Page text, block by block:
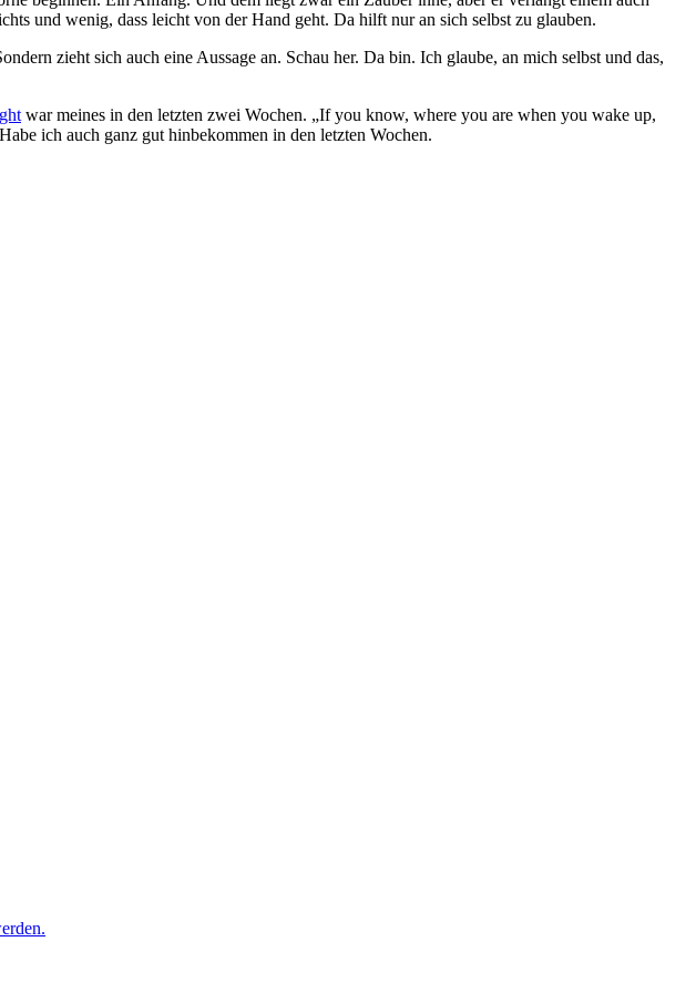
und wenig, dass leicht von der Hand geht. Da hilft nur an sich selbst zu glauben.
zieht sich auch eine Aussage an. Schau her. Da bin. Ich glaube, an mich selbst und das,
war meines in den letzten zwei Wochen. „If you know, where you are when you wake up,
ich auch ganz gut hinbekommen in den letzten Wochen.